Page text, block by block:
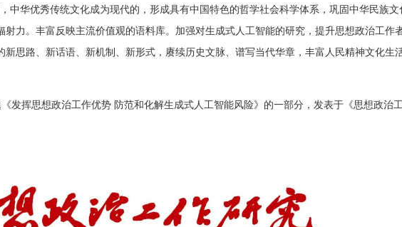
中华优秀传统文化成为现代的，形成具有中国特色的哲学社会科学体系，巩固中华民族文
力。丰富反映主流价值观的语料库。加强对生成式人工智能的研究，提升思想政治工作
思路、新话语、新机制、新形式，赓续历史文脉、谱写当代华章，丰富人民精神文化生
发挥思想政治工作优势 防范和化解生成式人工智能风险》的一部分，发表于《思想政治